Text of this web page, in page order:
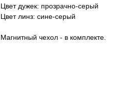
Цвет дужек: прозрачно-серый
Цвет линз: сине-серый
Магнитный чехол - в комплекте.